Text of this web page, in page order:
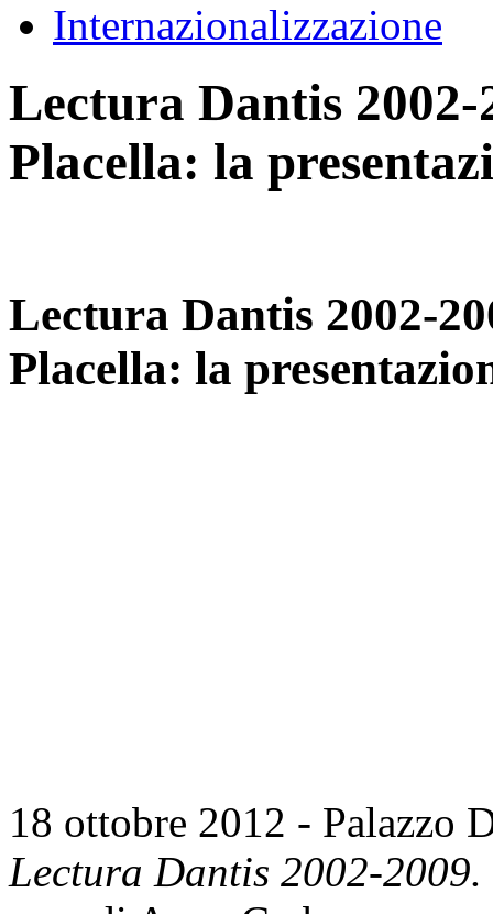
Internazionalizzazione
Lectura Dantis 2002-
Placella: la
Lectura Dantis 2002-
Placella: la
18 ottobre 2012 - Palazzo
Lectura Dantis 2002-